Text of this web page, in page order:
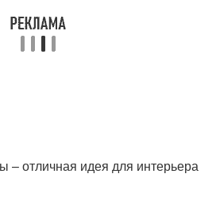
– отличная идея для интерьера